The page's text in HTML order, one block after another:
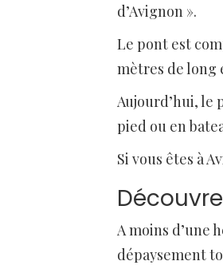
d’Avignon ».
Le pont est
mètres de long
Aujourd’hui, le
pied ou en
Si vous êtes à
A moins d’une
dépaysement